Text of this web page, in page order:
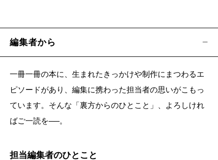
編集者から
一冊一冊の本に、生まれたきっかけや制作にまつわるエ
ピソードがあり、編集に携わった担当者の思いがこもっ
ています。そんな「裏方からのひとこと」、よろしけれ
ばご一読を──。
担当編集者のひとこと